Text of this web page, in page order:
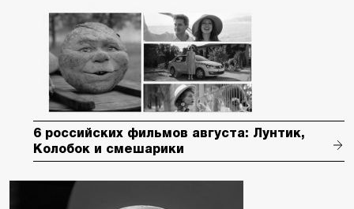
6 российских фильмов августа: Лунтик,
Колобок и смешарики